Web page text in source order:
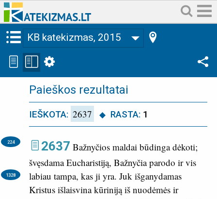
KB katekizmas, 2015
Paieškos rezultatai
IEŠKOTA: 2637 RASTA: 1
2637
224
Bažnyčios maldai būdinga dėkoti;
švęsdama Eucharistiją, Bažnyčia parodo ir vis
labiau tampa, kas ji yra.
1328
Juk išganydamas
Kristus išlaisvina kūriniją iš nuodėmės ir